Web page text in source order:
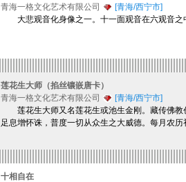
青海一格文化艺术有限公司
[青海/西宁市]
大悲观音化身像之一。十一面观音在六观音之
莲花生大师（掐丝镶嵌唐卡）
青海一格文化艺术有限公司
[青海/西宁市]
莲花生大师又名莲花生或池生金刚。藏传佛教
足息增怀诛，普度一切从众生之大威德。每月农
十相自在